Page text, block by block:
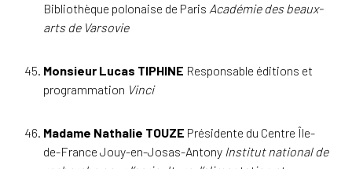
Bibliothèque polonaise de Paris Académie des beaux-
arts de Varsovie
Monsieur Lucas TIPHINE Responsable éditions et
programmation Vinci
Madame Nathalie TOUZE Présidente du Centre Île-
de-France Jouy-en-Josas-Antony Institut national de